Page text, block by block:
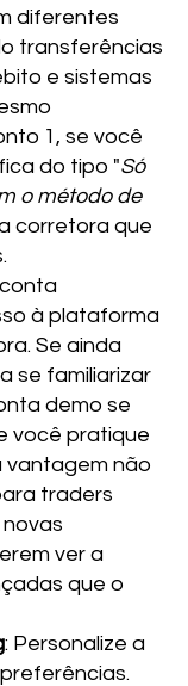
diferentes
transferências
e sistemas
1, se você
do tipo "Só
o método de
corretora que
à plataforma
Se ainda
se familiarizar
demo se
você pratique
vantagem não
traders
ver a
que o
: Personalize a